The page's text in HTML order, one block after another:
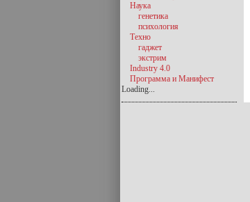
Наука
генетика
психология
Техно
гаджет
экстрим
Industry 4.0
Программа и Манифест
Loading...